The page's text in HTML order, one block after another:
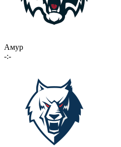
Амур
-:-